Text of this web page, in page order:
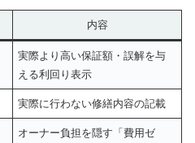
内容
実際より高い保証額・誤解を与
える利回り表示
実際に行わない修繕内容の記載
オーナー負担を隠す「費用ゼ